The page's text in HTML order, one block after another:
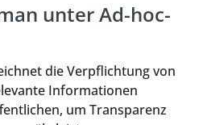
unter Ad-hoc-
die Verpflichtung von
Informationen
um Transparenz